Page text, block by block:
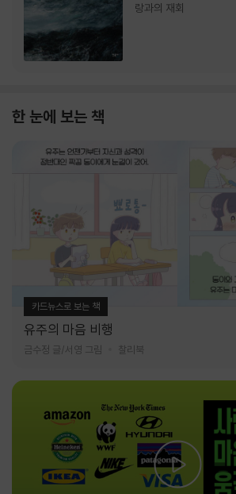
랑과의 재회
한 눈에 보는 책
카드뉴스로 보는 책
유주의 마음 비행
금수정 글/서영 그림 찰리북